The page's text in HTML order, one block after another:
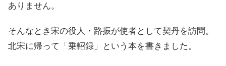
ありません。
そんなとき宋の役人・路振が使者として契丹を訪問。
北宋に帰って「乗軺録」という本を書きました。